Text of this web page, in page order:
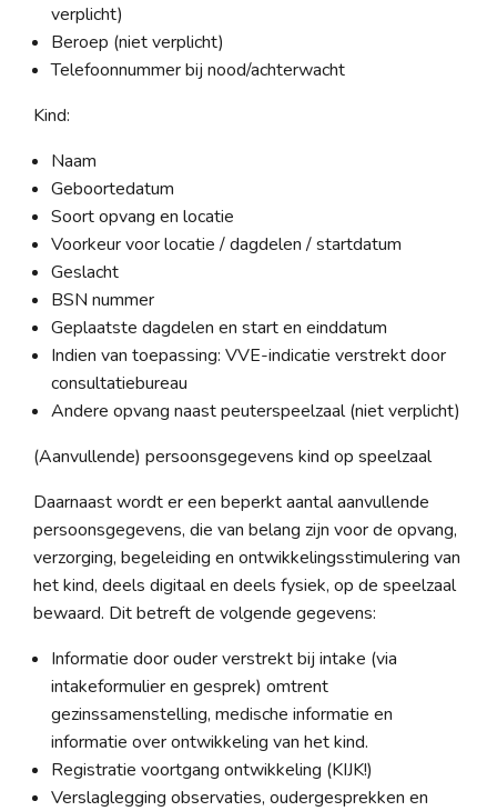
verplicht)
Beroep (niet verplicht)
Telefoonnummer bij nood/achterwacht
Kind:
Naam
Geboortedatum
Soort opvang en locatie
Voorkeur voor locatie / dagdelen / startdatum
Geslacht
BSN nummer
Geplaatste dagdelen en start en einddatum
Indien van toepassing: VVE-indicatie verstrekt door
consultatiebureau
Andere opvang naast peuterspeelzaal (niet verplicht)
(Aanvullende) persoonsgegevens kind op speelzaal
Daarnaast wordt er een beperkt aantal aanvullende
persoonsgegevens, die van belang zijn voor de opvang,
verzorging, begeleiding en ontwikkelingsstimulering van
het kind, deels digitaal en deels fysiek, op de speelzaal
bewaard. Dit betreft de volgende gegevens:
Informatie door ouder verstrekt bij intake (via
intakeformulier en gesprek) omtrent
gezinssamenstelling, medische informatie en
informatie over ontwikkeling van het kind.
Registratie voortgang ontwikkeling (KIJK!)
Verslaglegging observaties, oudergesprekken en